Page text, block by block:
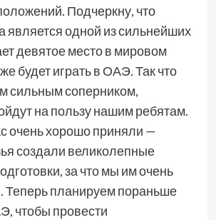
Подчеркну, что
является одной из сильнейших
девятое место в мировом
будет играть в ОАЭ. Так что
сильным соперником,
на пользу нашим ребятам.
очень хорошо приняли —
создали великолепные
за что мы им очень
Теперь планируем пораньше
чтобы провести